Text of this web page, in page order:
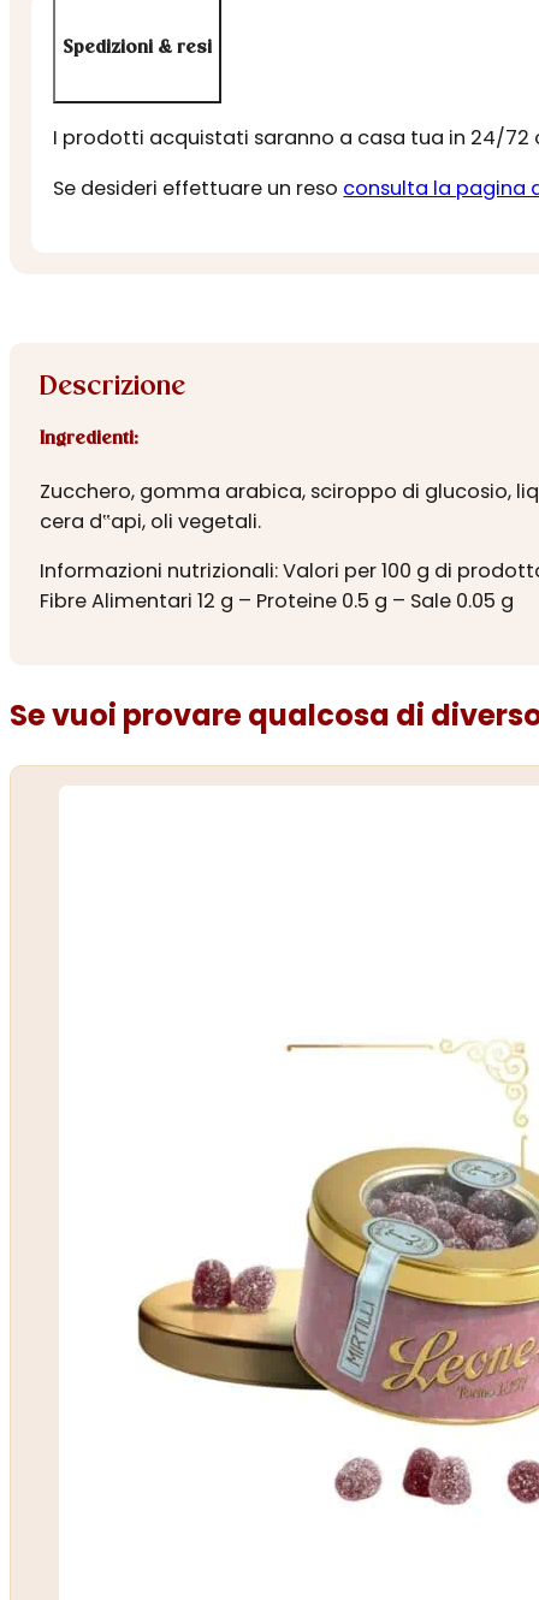
Spedizioni & resi
I prodotti acquistati saranno a casa tua in 24/72
Se desideri effettuare un reso consulta la pagina
Descrizione
Ingredienti:
Zucchero, gomma arabica, sciroppo di glucosio,
cera d‟api, oli vegetali.
Informazioni nutrizionali: Valori per 100 g di
Fibre Alimentari 12 g – Proteine 0.5 g – Sale 0.05 g
Se vuoi provare qualcosa di